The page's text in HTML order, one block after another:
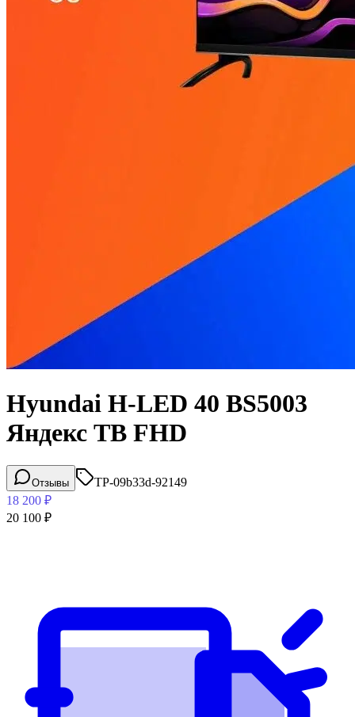
Hyundai H-LED 40 BS5003
Яндекс ТВ FHD
Отзывы
TP-09b33d-92149
18 200 ₽
20 100 ₽